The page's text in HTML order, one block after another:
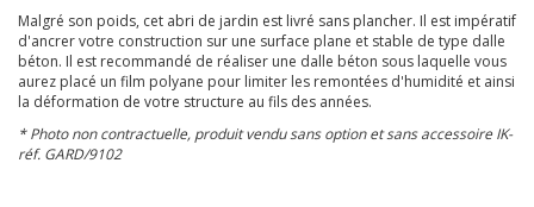
Malgré son poids, cet abri de jardin est livré sans plancher. Il est impératif
d'ancrer votre construction sur une surface plane et stable de type dalle
béton. Il est recommandé de réaliser une dalle béton sous laquelle vous
aurez placé un film polyane pour limiter les remontées d'humidité et ainsi
la déformation de votre structure au fils des années.
* Photo non contractuelle, produit vendu sans option et sans accessoire IK-
réf. GARD/9102